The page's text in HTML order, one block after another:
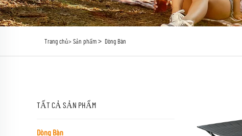
Trang chủ> Sản phẩm > Dòng Bàn
TẤT CẢ SẢN PHẨM
Dòng Bàn